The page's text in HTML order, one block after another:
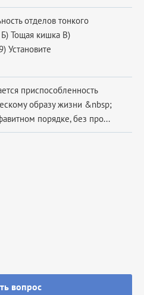
вопрос
отделов тонкого
Тощая кишка В)
Установите
приспособленность
образу жизни &nbsp;
порядке, без про...